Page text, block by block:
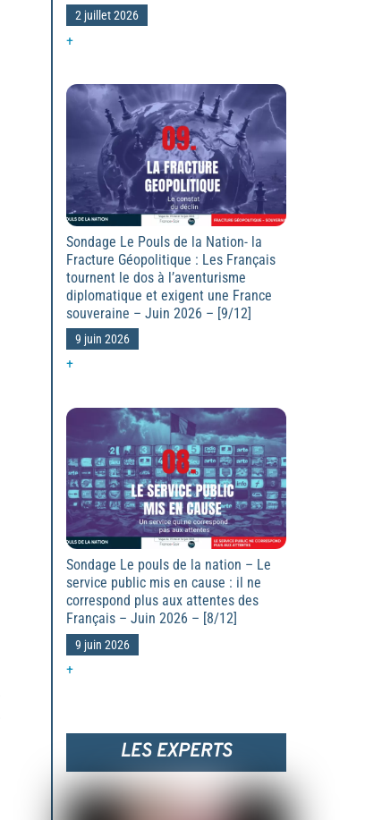
2 juillet 2026
+
Sondage Le Pouls de la Nation- la
Fracture Géopolitique : Les Français
tournent le dos à l’aventurisme
diplomatique et exigent une France
souveraine – Juin 2026 – [9/12]
9 juin 2026
+
Sondage Le pouls de la nation – Le
service public mis en cause : il ne
correspond plus aux attentes des
Français – Juin 2026 – [8/12]
9 juin 2026
+
LES EXPERTS